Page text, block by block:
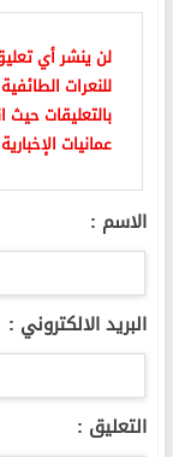
لن ينشر أي
للنعرات
بالتعليقات
عمانيات
الاسم :
البريد الالكتروني :
التعليق :